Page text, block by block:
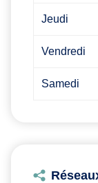
Jeudi
Vendredi
Samedi